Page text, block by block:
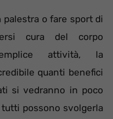
palestra o fare sport di
cura del corpo
attività, la
quanti benefici
si vedranno in poco
possono svolgerla